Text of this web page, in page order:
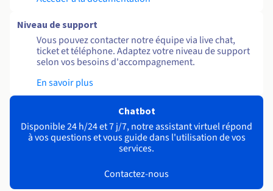
Niveau de support
Vous pouvez contacter notre équipe via live chat,
ticket et téléphone. Adaptez votre niveau de support
selon vos besoins d'accompagnement.
En savoir plus
Chatbot
Disponible 24 h/24 et 7 j/7, notre assistant virtuel répond
à vos questions et vous guide dans l'utilisation de vos
services.
Contactez-nous